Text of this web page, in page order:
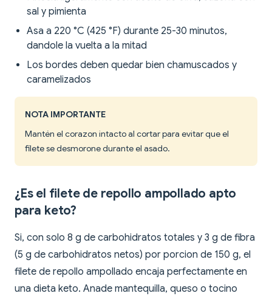
sal y pimienta
Asa a 220 °C (425 °F) durante 25-30 minutos,
dandole la vuelta a la mitad
Los bordes deben quedar bien chamuscados y
caramelizados
NOTA IMPORTANTE
Mantén el corazon intacto al cortar para evitar que el
filete se desmorone durante el asado.
¿Es el filete de repollo ampollado apto
para keto?
Si, con solo 8 g de carbohidratos totales y 3 g de fibra
(5 g de carbohidratos netos) por porcion de 150 g, el
filete de repollo ampollado encaja perfectamente en
una dieta keto. Anade mantequilla, queso o tocino